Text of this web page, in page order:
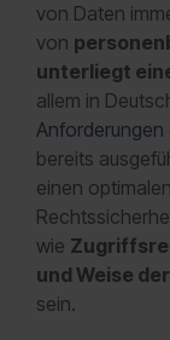
von Daten
von
unterliegt
allem in
Anforderungen
bereits
einen
wie
und Weise
sein.